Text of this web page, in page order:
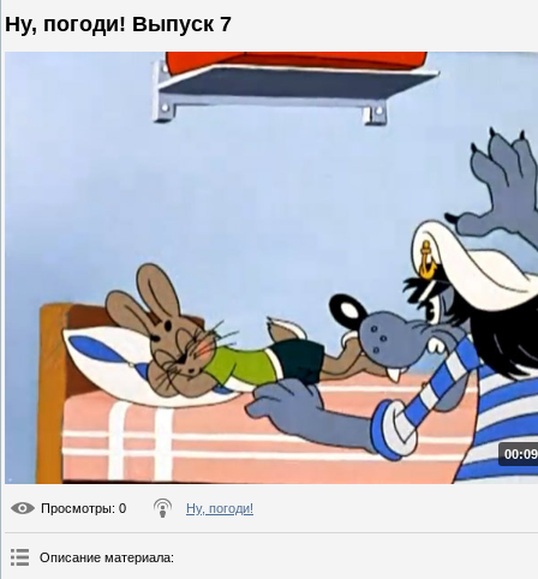
Ну, погоди! Выпуск 7
Просмотры: 0 Ну, погоди!
Описание материала: